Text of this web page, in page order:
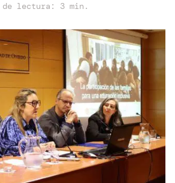
de lectura: 3 min.